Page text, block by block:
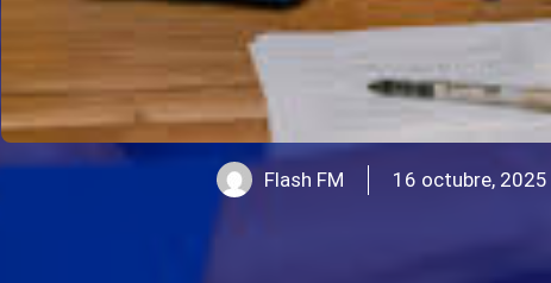
Flash FM 16 octubre, 2025